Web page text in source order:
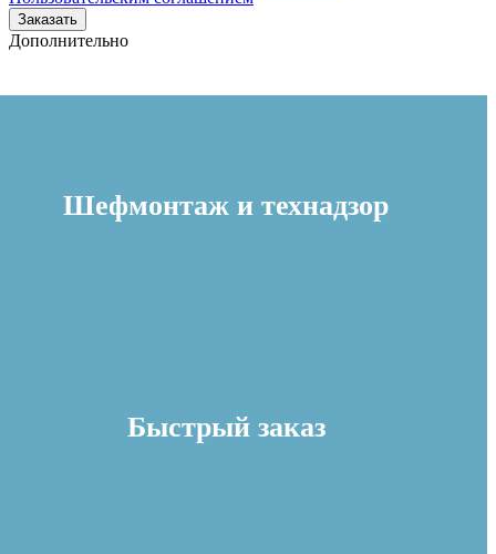
Заказать
Дополнительно
Шефмонтаж и технадзор
Быстрый заказ